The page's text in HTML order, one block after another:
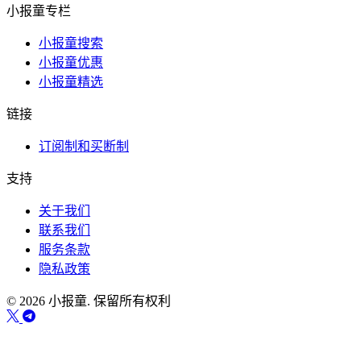
小报童专栏
小报童搜索
小报童优惠
小报童精选
链接
订阅制和买断制
支持
关于我们
联系我们
服务条款
隐私政策
© 2026 小报童. 保留所有权利